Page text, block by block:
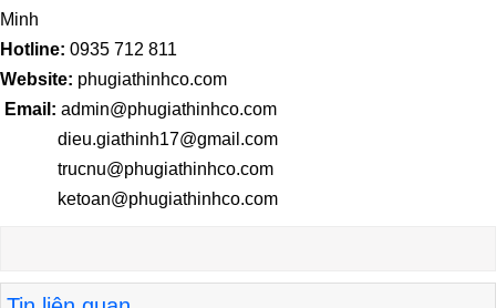
Minh
Hotline: 0935 712 811
Website: phugiathinhco.com
Email: admin@phugiathinhco.com
dieu.giathinh17@gmail.com
trucnu@phugiathinhco.com
ketoan@phugiathinhco.com